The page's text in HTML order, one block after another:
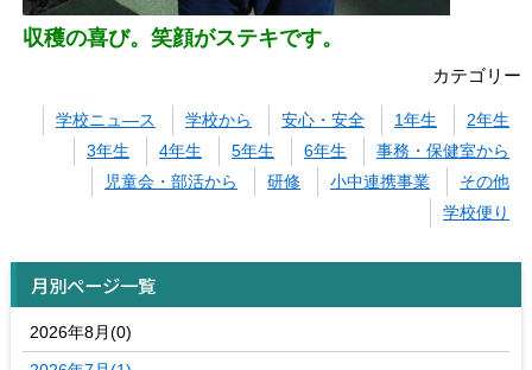
収穫の喜び。笑顔がステキです。
カテゴリー
学校ニュ―ス 学校から 安心・安全 1年生
2年生
3年生
4年生 5年生 6年生
事務・保健室から
児童会・部活から
研修 小中連携事業
その他
学校便り
月別ページ一覧
2026年8月(0)